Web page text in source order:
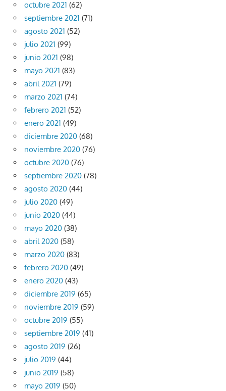
octubre 2021 (62)
septiembre 2021 (71)
agosto 2021 (52)
julio 2021 (99)
junio 2021 (98)
mayo 2021 (83)
abril 2021 (79)
marzo 2021 (74)
febrero 2021 (52)
enero 2021 (49)
diciembre 2020 (68)
noviembre 2020 (76)
octubre 2020 (76)
septiembre 2020 (78)
agosto 2020 (44)
julio 2020 (49)
junio 2020 (44)
mayo 2020 (38)
abril 2020 (58)
marzo 2020 (83)
febrero 2020 (49)
enero 2020 (43)
diciembre 2019 (65)
noviembre 2019 (59)
octubre 2019 (55)
septiembre 2019 (41)
agosto 2019 (26)
julio 2019 (44)
junio 2019 (58)
mayo 2019 (50)